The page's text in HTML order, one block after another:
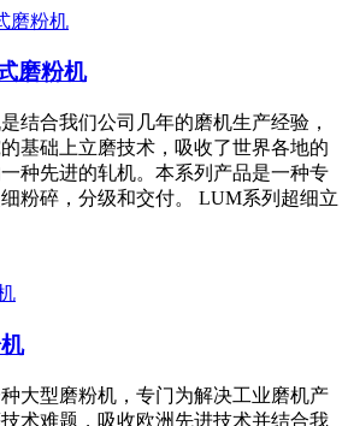
磨粉机
结合我们公司几年的磨机生产经验，
基础上立磨技术，吸收了世界各地的
种先进的轧机。本系列产品是一种专
粉碎，分级和交付。 LUM系列超细立
大型磨粉机，专门为解决工业磨机产
术难题，吸收欧洲先进技术并结合我